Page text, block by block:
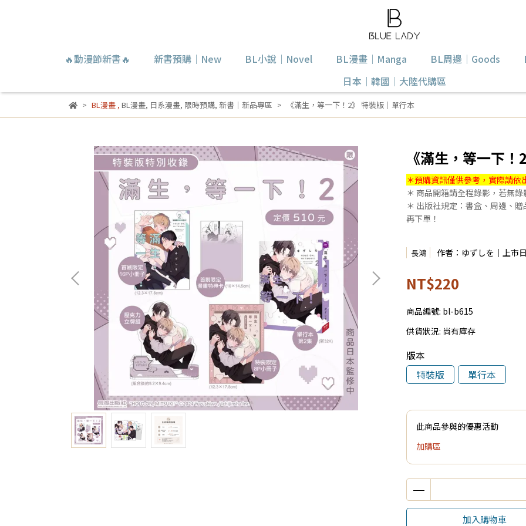
🔥動漫節新書🔥 新書預購｜New BL小說｜Novel BL漫畫｜Manga BL周邊｜Goods
日本｜韓國｜大陸代購區
BL漫畫, BL漫畫, 日系漫畫, 限時預購, 新書｜新品專區 《滿生，等一下！2》 特裝版｜單行本
《滿生，等一下
＊預購資訊僅供參考，實際請依
＊ 商品開箱請全程錄影，若無
＊ 出版社規定：書盒、周邊、
再下單！
長鴻 作者：ゆずしを｜上市
NT$220
商品編號: bl-b615
供貨狀況: 尚有庫存
版本
特裝版
單行本
此商品參與的優惠活動
加購區
加入購物車